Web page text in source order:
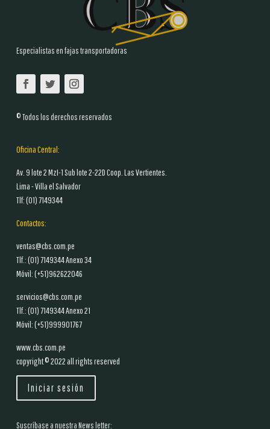
Especialistas en fajas transportadoras
© Todos los derechos reservados
Oficina Central:
Av. 9 lote 2 MzI-1 Sub lote 2-22D Coop. Las Vertientes.
Lima - Villa el Salvador
Tlf: (01)7149344
Contactos:
ventas@cbs.com.pe
Tlf.: (01)7149344 Anexo 34
Móvil: (+51)962622046
servicios@cbs.com.pe
Tlf.: (01)7149344 Anexo 21
Móvil: (+51)999901767
www.cbs.com.pe
copyright © 2022 all rights reserved
Iniciar sesión
Suscríbase a nuestra News letter: